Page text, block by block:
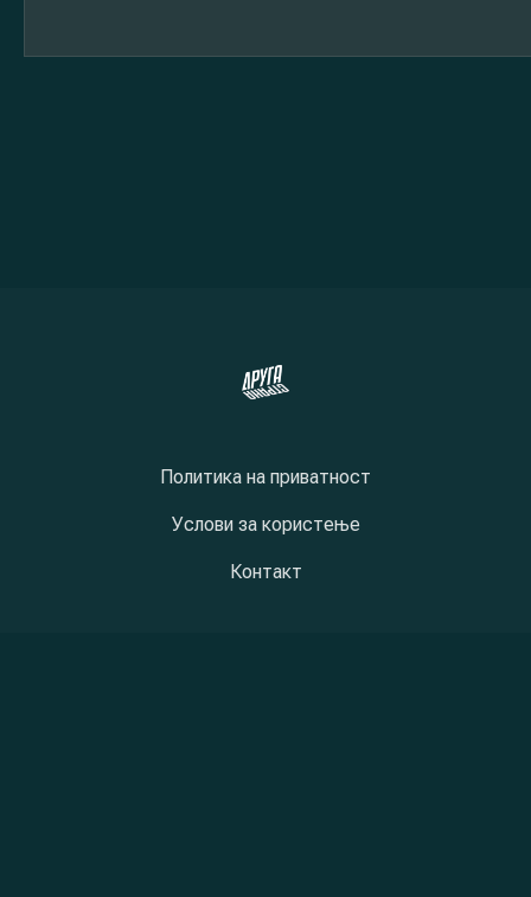
Политика на приватност
Услови за користење
Контакт